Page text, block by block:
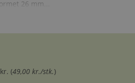
26 mm...
(49,00 kr./stk.)